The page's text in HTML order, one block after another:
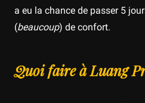
a eu la chance de passer 5
(beaucoup) de confort.
Quoi faire à Luang